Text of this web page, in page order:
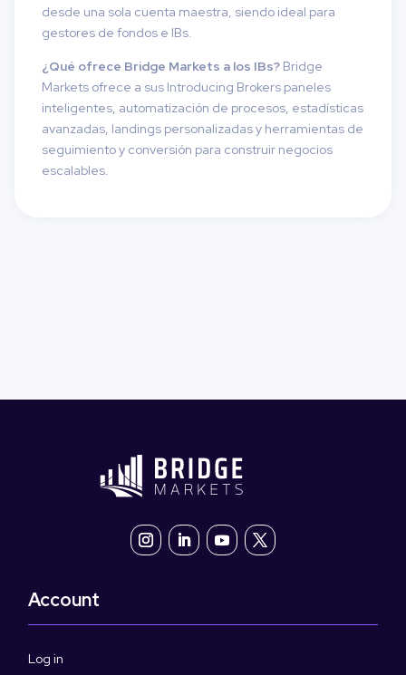
desde una sola cuenta maestra, siendo ideal para
gestores de fondos e IBs.
¿Qué ofrece Bridge Markets a los IBs?Bridge
Markets ofrece a sus Introducing Brokers paneles
inteligentes, automatización de procesos, estadísticas
avanzadas, landings personalizadas y herramientas de
seguimiento y conversión para construir negocios
escalables.
Account
Log in